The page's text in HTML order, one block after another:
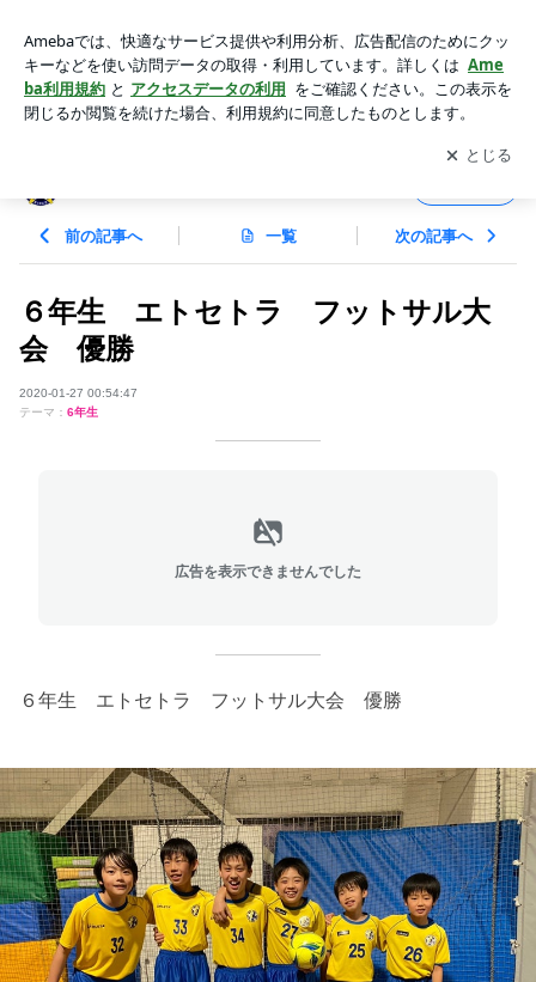
C すべては未来のために
アプリをダウンロードして ブログの更新通知
を受け取りまし
ょう。
開く
前の記事へ 一覧 次の記事へ
６年生 エトセトラ フットサル大
会 優勝
2020-01-27 00:54:47
テーマ： 6年生
広告を表示できませんでした
６年生 エトセトラ フットサル大会 優勝